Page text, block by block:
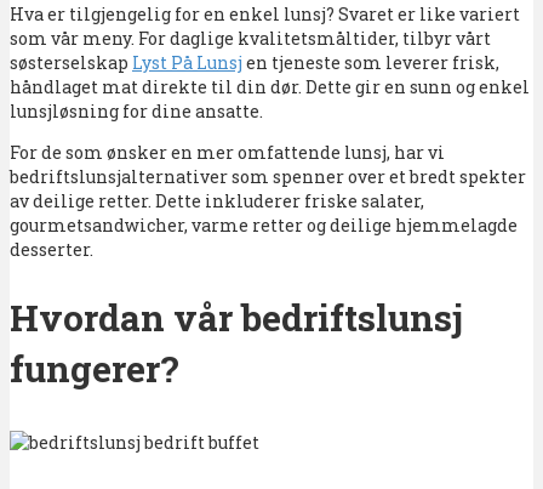
Hva er tilgjengelig for en enkel lunsj? Svaret er like variert
som vår meny. For daglige kvalitetsmåltider, tilbyr vårt
søsterselskap Lyst På Lunsj en tjeneste som leverer frisk,
håndlaget mat direkte til din dør. Dette gir en sunn og enkel
lunsjløsning for dine ansatte.
For de som ønsker en mer omfattende lunsj, har vi
bedriftslunsjalternativer som spenner over et bredt spekter
av deilige retter. Dette inkluderer friske salater,
gourmetsandwicher, varme retter og deilige hjemmelagde
desserter.
Hvordan vår bedriftslunsj
fungerer?